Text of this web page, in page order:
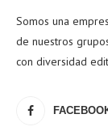
Somos una
de nuestros
con diversidad